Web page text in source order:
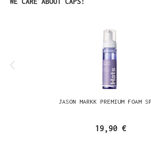
JASON MARKK PREMIUM FOAM
19,90 €